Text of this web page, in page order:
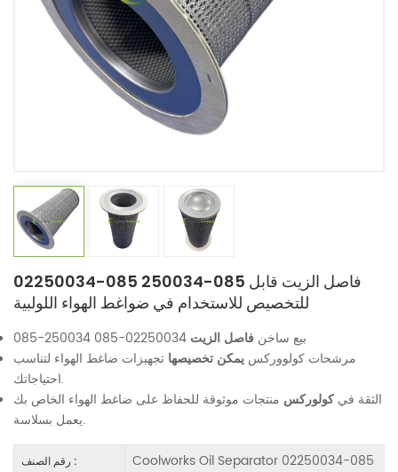
02250034-085 250034-085 فاصل الزيت قابل
للتخصيص للاستخدام في ضواغط الهواء اللولبية
بيع ساخن فاصل الزيت 02250034-085 250034-085
مرشحات كولووركس يمكن تخصيصها تجهيزات ضاغط الهواء لتناسب
احتياجاتك.
الثقة فيكولوركس منتجات موثوقة للحفاظ على ضاغط الهواء الخاص بك
يعمل بسلاسة.
رقم الصنف :
Coolworks Oil Separator 02250034-085